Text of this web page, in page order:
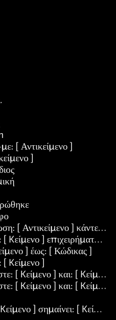
[ Αντικείμενο ]
]
[ Αντικείμενο ] κάντε: [
Kείμενο ] επιχειρήματα: [
] έως: [ Κώδικας ]
Kείμενο ]
[ Kείμενο ] και: [ Kείμενο ]
[ Kείμενο ] και: [ Kείμενο
] σημαίνει: [ Kείμενο